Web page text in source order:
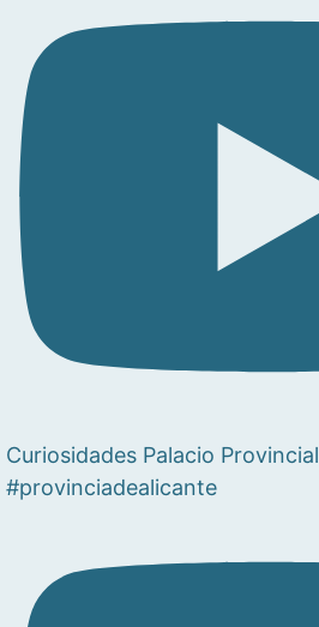
Curiosidades Palacio Provincial
#provinciadealicante